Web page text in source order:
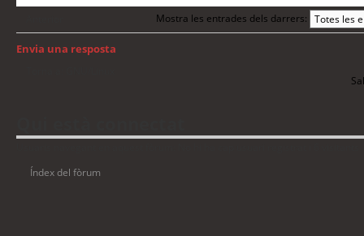
Mostra les entrades dels darrers:
Envia una resposta
Índex del fòrum